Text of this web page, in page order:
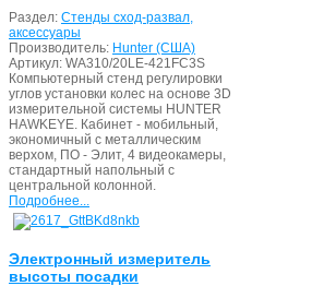
Раздел: Стенды сход-развал,
аксессуары
Производитель: Hunter (США)
Артикул: WA310/20LE-421FC3S
Компьютерный стенд регулировки
углов установки колес на основе 3D
измерительной системы HUNTER
HAWKEYE. Кабинет - мобильный,
экономичный с металлическим
верхом, ПО - Элит, 4 видеокамеры,
стандартный напольный с
центральной колонной.
Подробнее...
Электронный измеритель
высоты посадки